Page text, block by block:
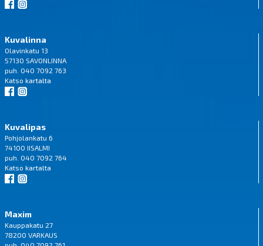
Kuvalinna
Olavinkatu 13
57130 SAVONLINNA
puh. 040 7092 763
Katso kartalta
Kuvalipas
Pohjolankatu 6
74100 IISALMI
puh. 040 7092 764
Katso kartalta
Maxim
Kauppakatu 27
78200 VARKAUS